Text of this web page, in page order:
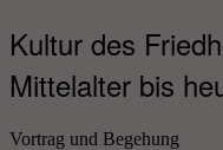
Kultur des
Mittelalter bis
Vortrag und Begehung